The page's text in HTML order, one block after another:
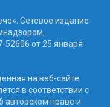
Сетевое издание
от 25 января
на веб-сайте
в соответствии с
авторском праве и